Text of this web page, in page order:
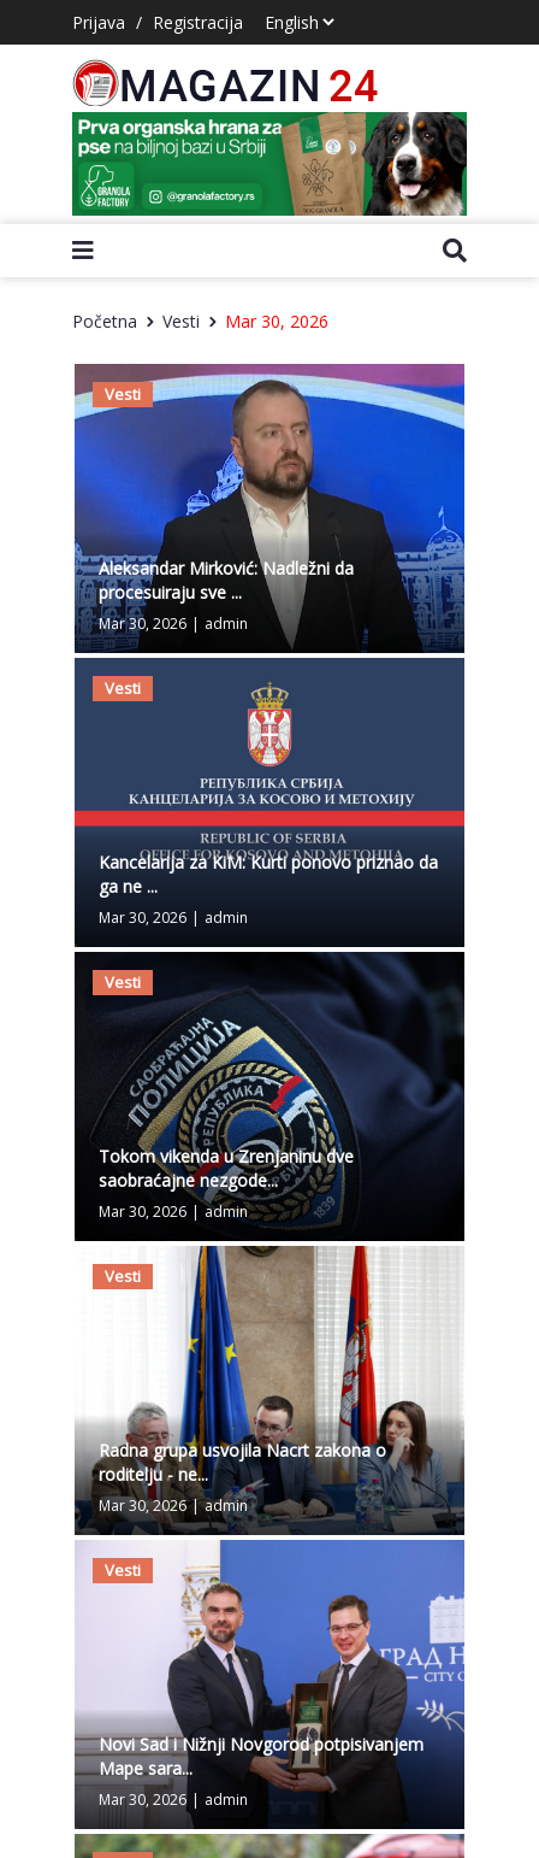
Prijava / Registracija
Početna Vesti Mar 30, 2026
Vesti
Aleksandar Mirković: Nadležni da
procesuiraju sve ...
Mar 30, 2026 | admin
Vesti
Kancelarija za KiM: Kurti ponovo priznao da
ga ne ...
Mar 30, 2026 | admin
Vesti
Tokom vikenda u Zrenjaninu dve
saobraćajne nezgode...
Mar 30, 2026 | admin
Vesti
Radna grupa usvojila Nacrt zakona o
roditelju - ne...
Mar 30, 2026 | admin
Vesti
Novi Sad i Nižnji Novgorod potpisivanjem
Mape sara...
Mar 30, 2026 | admin